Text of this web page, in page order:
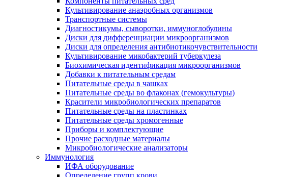
Культивирование анаэробных организмов
Транспортные системы
Диагностикумы, сыворотки, иммуноглобулины
Диски для дифференциации микроорганизмов
Диски для определения антибиотикочувствительности
Культивирование микобактерий туберкулеза
Биохимическая идентификация микроорганизмов
Добавки к питательным средам
Питательные среды в чашках
Питательные среды во флаконах (гемокультуры)
Красители микробиологических препаратов
Питательные среды на пластинках
Питательные среды хромогенные
Приборы и комплектующие
Прочие расходные материалы
Микробиологические анализаторы
Иммунология
ИФА оборудование
Определение групп крови